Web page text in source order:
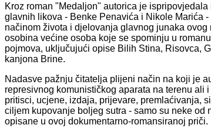
Kroz roman "Medaljon" autorica je
glavnih likova - Benke Penavića i Nikole Marića
načinom života i djelovanja glavnog junaka
osobina većine osoba koje se spominju u
pojmova, uključujući opise Bilih Stina, Risovca,
kanjona Brine.
Nadasve pažnju čitatelja plijeni način na koji je
represivnog komunističkog aparata na terenu ali
pritisci, ucjene, izdaja, prijevare, premlaćivanja,
ciljem kupovanje boljeg sutra - samo su neke
opisane u ovoj dokumentarno-romansiranoj priči.